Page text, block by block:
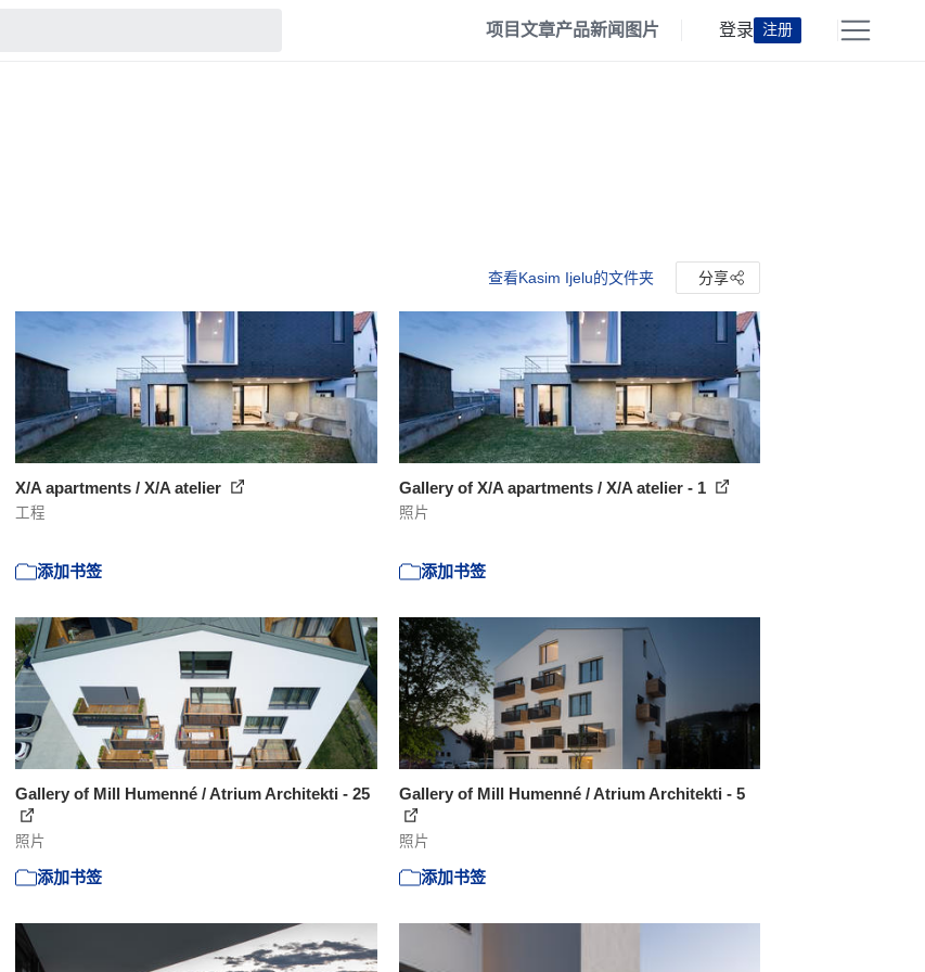
项目文章产品新闻 图片 登录 注册
查看Kasim Ijelu的文件夹 分享
X/A apartments / X/A atelier
工程
添加书签
Gallery of X/A apartments / X/A atelier - 1
照片
添加书签
Gallery of Mill Humenné / Atrium Architekti - 25
照片
添加书签
Gallery of Mill Humenné / Atrium Architekti - 5
照片
添加书签